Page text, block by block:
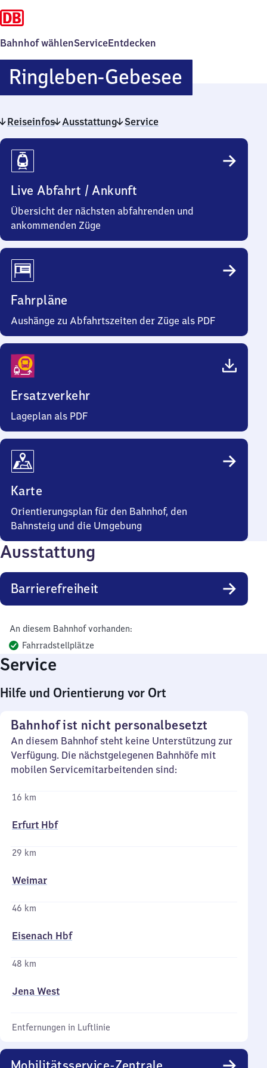
Bahnhof wählenServiceEntdecken
Ringleben-Gebesee
Gebesee
Reiseinfos Ausstattung Service
Reiseinfos
Live Abfahrt / Ankunft
Übersicht der nächsten abfahrenden und
ankommenden Züge
Fahrpläne
Aushänge zu Abfahrtszeiten der Züge als PDF
Ersatzverkehr
Lageplan als PDF
Karte
Orientierungsplan für den Bahnhof, den
Bahnsteig und die Umgebung
Ausstattung
Barrierefreiheit
An diesem Bahnhof vorhanden:
Fahrradstellplätze
Service
Hilfe und Orientierung vor Ort
Bahnhof ist nicht personalbesetzt
An diesem Bahnhof steht keine Unterstützung zur
Verfügung. Die nächstgelegenen Bahnhöfe mit
mobilen Servicemitarbeitenden sind:
16 km
Erfurt Hbf
29 km
Weimar
46 km
Eisenach Hbf
48 km
Jena West
Entfernungen in Luftlinie